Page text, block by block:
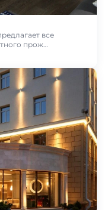
все
прож…